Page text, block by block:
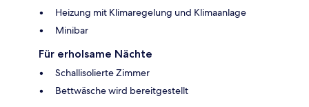
Heizung mit Klimaregelung und Klimaanlage
Minibar
Für erholsame Nächte
Schallisolierte Zimmer
Bettwäsche wird bereitgestellt